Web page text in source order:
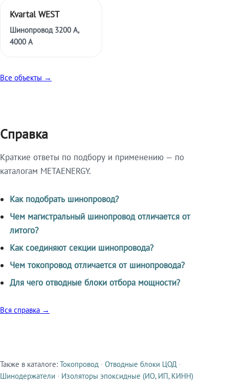
Kvartal WEST
Шинопровод 3200 А,
4000 А
Все объекты →
Справка
Краткие ответы по подбору и применению — по
каталогам METAENERGY.
Как подобрать шинопровод?
Чем магистральный шинопровод отличается от
литого?
Как соединяют секции шинопровода?
Чем токопровод отличается от шинопровода?
Для чего отводные блоки отбора мощности?
Вся справка →
Смежные продукты
Также в каталоге: Токопровод · Отводные блоки ЦОД ·
Шинодержатели · Изоляторы эпоксидные (ИО, ИП, КИНН)